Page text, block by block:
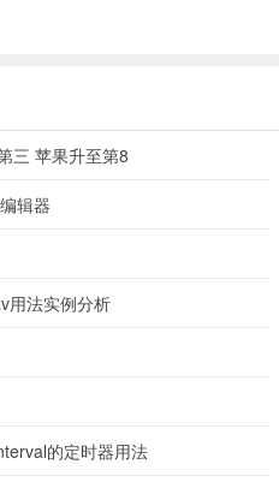
区别？
三 苹果升至第8
辑器
用法实例分析
的定时器用法